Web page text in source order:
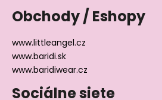
Obchody / Eshopy
www.littleangel.cz
www.baridi.sk
www.baridiwear.cz
Sociálne siete